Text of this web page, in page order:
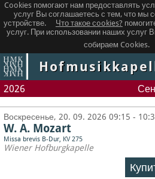
Cookies помогают нам предоставлять
услуг Вы соглашаетесь с тем, что мы
устройстве.
Что такое сookies?
услуг. При использовании наших услуг
собираем Cookies.
2026
Воскресенье, 20. 09. 2026 09:15 -
W. A. Mozart
Missa brevis B-Dur, KV 275
Wiener Hofburgkapelle